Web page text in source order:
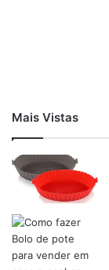
Mais Vistas